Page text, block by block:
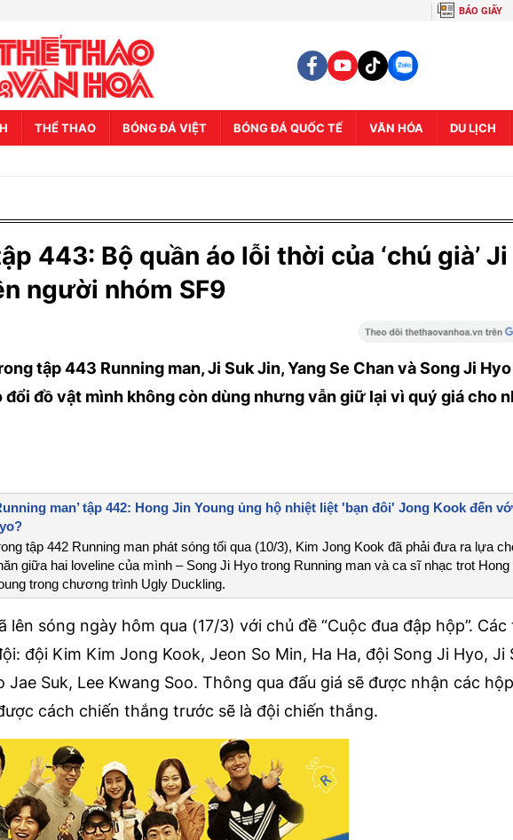
BÁO GIẤY
THỂ THAO BÓNG ĐÁ VIỆT BÓNG ĐÁ QUỐC TẾ VĂN HÓA DU LỊCH
443: Bộ quần áo lỗi thời của ‘chú già’
người nhóm SF9
tập 443 Running man, Ji Suk Jin, Yang Se Chan và Song Ji
đồ vật mình không còn dùng nhưng vẫn giữ lại vì quý giá cho
man’ tập 442: Hong Jin Young ủng hộ nhiệt liệt 'bạn đôi' Jong Kook đến
tập 442 Running man phát sóng tối qua (10/3), Kim Jong Kook đã phải đưa ra lựa
giữa hai loveline của mình – Song Ji Hyo trong Running man và ca sĩ nhạc trot Hong
trong chương trình Ugly Duckling.
lên sóng ngày hôm qua (17/3) với chủ đề “Cuộc đua đập hộp”.
đội Kim Kim Jong Kook, Jeon So Min, Ha Ha, đội Song Ji Hyo, Ji
Jae Suk, Lee Kwang Soo. Thông qua đấu giá sẽ được nhận các
cách chiến thắng trước sẽ là đội chiến thắng.